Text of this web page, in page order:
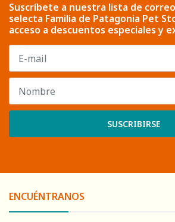
Suscríbete a nuestra lista de
selecta Familia de Patagonia Pet
acceso a descuentos especiales y
SUSCRIBIRSE
ENCUÉNTRANOS